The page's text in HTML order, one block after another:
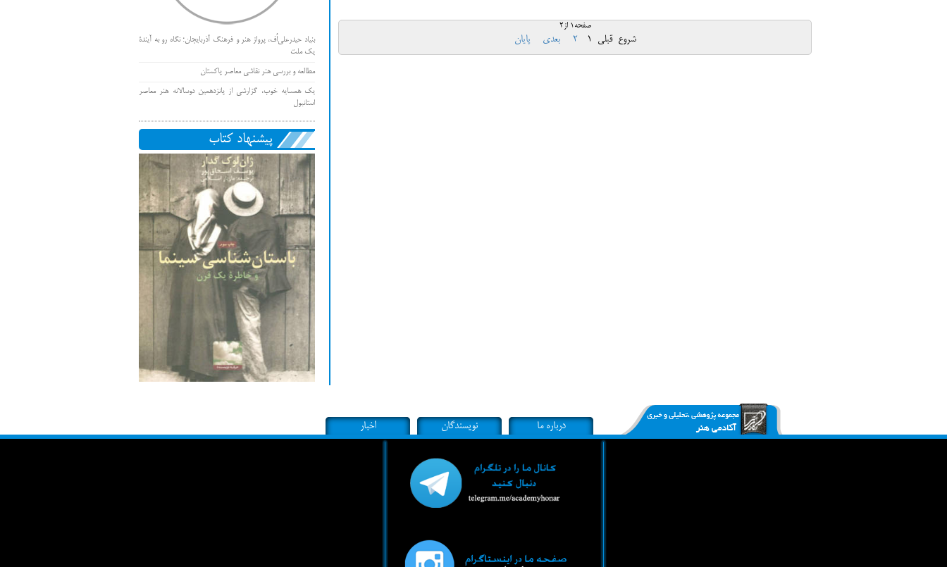
صفحه1 از2
شروع قبلی 1
2 بعدی پایان
بنیاد حیدرعلی‌اُف، پرواز هنر و فرهنگ آذربایجان؛ نگاه رو به آیندۀ
یک ملت
مطالعه و بررسی هنر نقاشی معاصر پاکستان
یک همسایه خوب، گزارشی از پانزدهمین دوسالانه هنر معاصر
استانبول
پیشنهاد کتاب
درباره ما نویسندگان اخبار